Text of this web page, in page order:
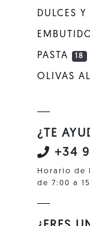
DULCES Y
PASTA 18
OLIVAS
¿TE
+34
Horario de
de 7:00 a